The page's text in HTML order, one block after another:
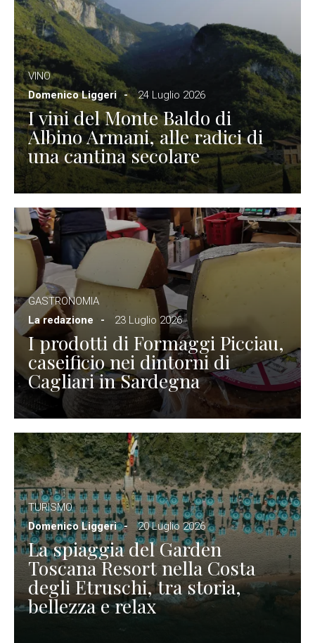
VINO
Domenico Liggeri
24 Luglio 2026
I vini del Monte Baldo di
Albino Armani, alle radici di
una cantina secolare
GASTRONOMIA
La redazione
23 Luglio 2026
I prodotti di Formaggi Picciau,
caseificio nei dintorni di
Cagliari in Sardegna
TURISMO
Domenico Liggeri
20 Luglio 2026
La spiaggia del Garden
Toscana Resort nella Costa
degli Etruschi, tra storia,
bellezza e relax